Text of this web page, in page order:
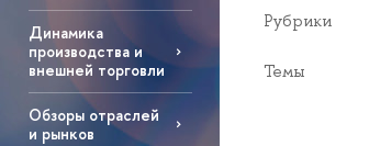
Динамика
производства и
внешней торговли
Обзоры отраслей
и рынков
Рубрики
Темы